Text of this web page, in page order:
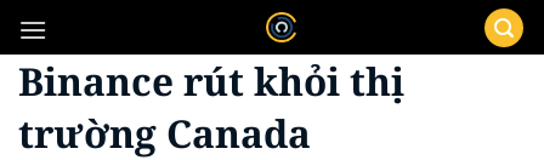
qua
nội
Binance rút khỏi thị
trường Canada